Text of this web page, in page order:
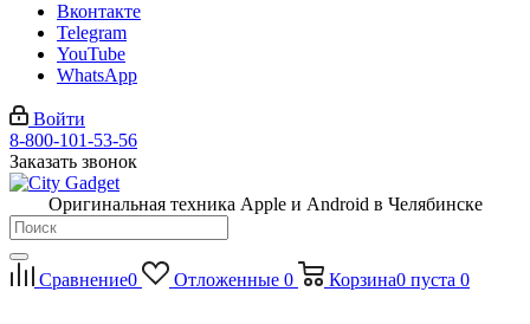
Вконтакте
Telegram
YouTube
WhatsApp
Войти
8-800-101-53-56
Заказать звонок
Оригинальная техника Apple и Android в Челябинске
Сравнение0 Отложенные 0 Корзина0 пуста 0